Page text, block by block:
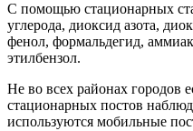
С помощью стационарных
углерода, диоксид азота,
фенол, формальдегид,
этилбензол.
Не во всех районах городов
стационарных постов
используются мобильные